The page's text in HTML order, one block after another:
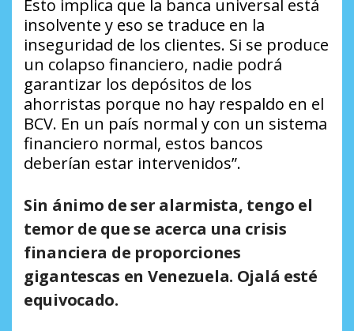
Esto implica que la banca universal está
insolvente y eso se traduce en la
inseguridad de los clientes. Si se produce
un colapso financiero, nadie podrá
garantizar los depósitos de los
ahorristas porque no hay respaldo en el
BCV. En un país normal y con un sistema
financiero normal, estos bancos
deberían estar intervenidos”.
Sin ánimo de ser alarmista, tengo el
temor de que se acerca una crisis
financiera de proporciones
gigantescas en Venezuela. Ojalá esté
equivocado.